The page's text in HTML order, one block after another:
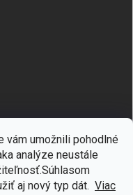
vám umožnili pohodlné
analýze neustále
úhlasom
aj nový typ dát. Viac
vyhradené.Upraviť nastavenie
prvý nákup